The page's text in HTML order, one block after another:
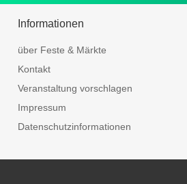
Informationen
über Feste & Märkte
Kontakt
Veranstaltung vorschlagen
Impressum
Datenschutzinformationen